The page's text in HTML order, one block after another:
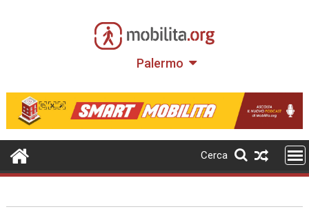
Palermo
Cerca